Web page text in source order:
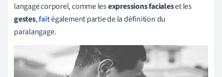
langage corporel, comme lesexpressions facialeset les
gestes,faitégalement partie de la définition du
paralangage.